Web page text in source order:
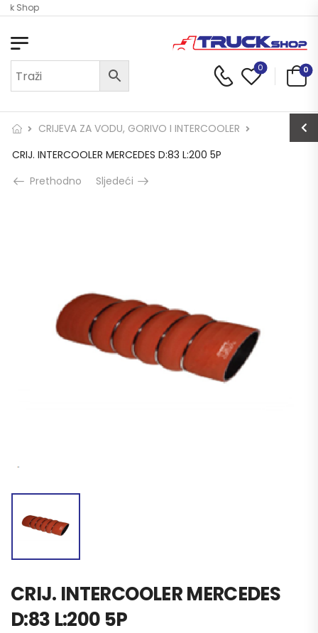
Shop
0 0
CRIJEVA ZA VODU, GORIVO I INTERCOOLER
CRIJ. INTERCOOLER MERCEDES D:83 L:200 5P
Prethodno
Sljedeći
CRIJ. INTERCOOLER MERCEDES
D:83 L:200 5P